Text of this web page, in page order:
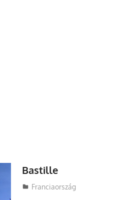
Bastille
Utazasok.org
Franciaország